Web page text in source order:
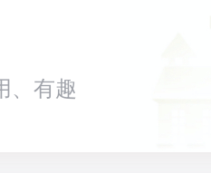
、有趣